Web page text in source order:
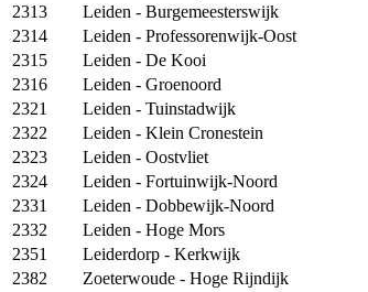
2313
Leiden - Burgemeesterswijk
2314
Leiden - Professorenwijk-Oost
2315
Leiden - De Kooi
2316
Leiden - Groenoord
2321
Leiden - Tuinstadwijk
2322
Leiden - Klein Cronestein
2323
Leiden - Oostvliet
2324
Leiden - Fortuinwijk-Noord
2331
Leiden - Dobbewijk-Noord
2332
Leiden - Hoge Mors
2351
Leiderdorp - Kerkwijk
2382
Zoeterwoude - Hoge Rijndijk